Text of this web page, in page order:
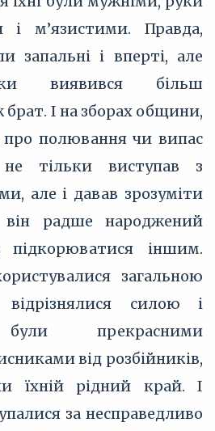
м’язистими. Правда,
запальні і вперті, але
виявився більш
І на зборах общини,
полювання чи випас
тільки виступав з
але і давав зрозуміти
радше народжений
підкорюватися іншим.
загальною
силою і
прекрасними
від розбійників,
їхній рідний край. І
за несправедливо